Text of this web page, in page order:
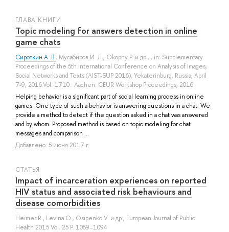
ГЛАВА КНИГИ
Topic modeling for answers detection in online
game chats
Сироткин А. В., Мусабиров И. Л., Okopny P. и др., , in: Supplementary
Proceedings of the 5th International Conference on Analysis of Images,
Social Networks and Texts (AIST-SUP 2016), Yekaterinburg, Russia, April
7-9, 2016.Vol. 1710.: Aachen: CEUR Workshop Proceedings, 2016.
Helping behavior is a significant part of social learning process in online
games. One type of such a behavior is answering questions in a chat. We
provide a method to detect if the question asked in a chat was answered
and by whom. Proposed method is based on topic modeling for chat
messages and comparison ...
Добавлено: 5 июня 2017 г.
СТАТЬЯ
Impact of incarceration experiences on reported
HIV status and associated risk behaviours and
disease comorbidities
Heimer R., Levina O., Osipenko V. и др., European Journal of Public
Health 2015 Vol. 25 P. 1089–1094